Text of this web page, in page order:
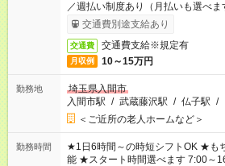
／週払い制度あり（月払いも選べ
了次第のお支払いとなります。
交通費別途支給あり
交通費 交通費支給※規定有
月収例 10～15万円
勤務地
埼玉県入間市
入間市駅 / 武蔵藤沢駅 / 仏子駅 /
＜ご近所の老人ホームなど＞
勤務時間
★1日6時間～の時短シフトOK ★もちろんフルタイムシフトも可
能 ★スタート時間選べます 7:00～